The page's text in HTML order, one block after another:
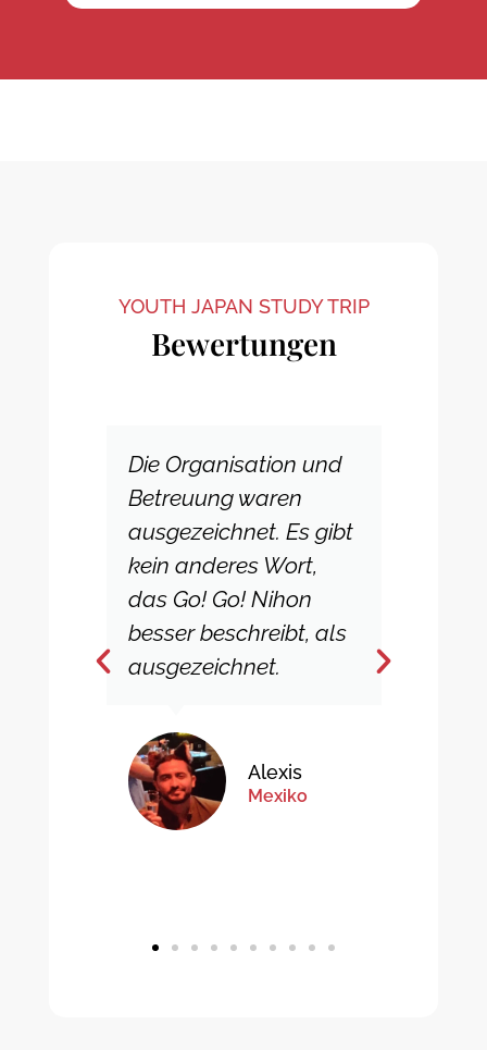
YOUTH JAPAN STUDY TRIP
Bewertungen
Die Organisation und
Betreuung waren
ausgezeichnet. Es gibt
kein anderes Wort,
das Go! Go! Nihon
besser beschreibt, als
ausgezeichnet.
Alexis
Mexiko